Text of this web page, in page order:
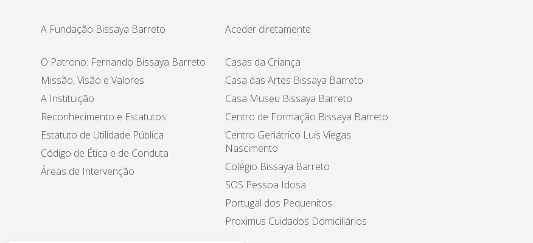
A Fundação Bissaya Barreto
O Patrono: Fernando Bissaya Barreto
Missão, Visão e Valores
A Instituição
Reconhecimento e Estatutos
Estatuto de Utilidade Pública
Código de Ética e de Conduta
Áreas de Intervenção
Aceder diretamente
Casas da Criança
Casa das Artes Bissaya Barreto
Casa Museu Bissaya Barreto
Centro de Formação Bissaya Barreto
Centro Geriátrico Luís Viegas
Nascimento
Colégio Bissaya Barreto
SOS Pessoa Idosa
Portugal dos Pequenitos
Proximus Cuidados Domiciliários